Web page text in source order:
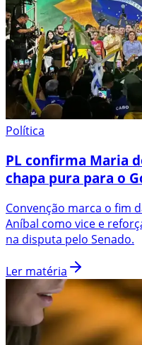
Política
PL confirma Maria
chapa pura para o
Convenção marca o fim
Aníbal como vice e
na disputa pelo Senado.
Ler matéria